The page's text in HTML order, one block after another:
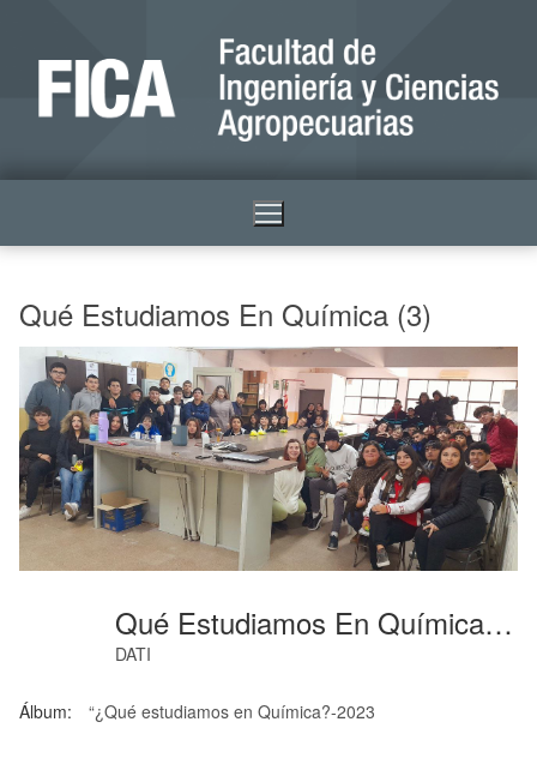
Qué Estudiamos En Química (3)
Qué Estudiamos En Química (3)
DATI
Álbum: “¿Qué estudiamos en Química?-2023